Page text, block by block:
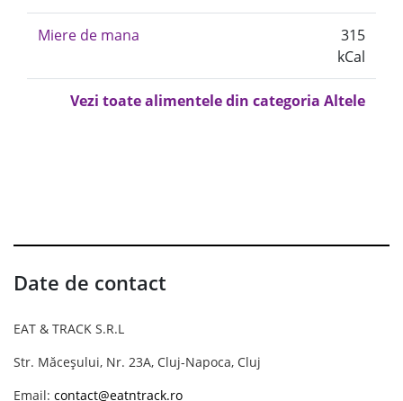
Miere de mana
315
kCal
Vezi toate alimentele din categoria Altele
Date de contact
EAT & TRACK S.R.L
Str. Măceșului, Nr. 23A, Cluj-Napoca, Cluj
Email: contact@eatntrack.ro